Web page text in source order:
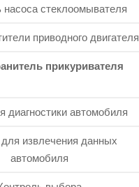
насоса стеклоомывателя
приводного двигателя
прикуривателя
диагностики автомобиля
извлечения данных
автомобиля